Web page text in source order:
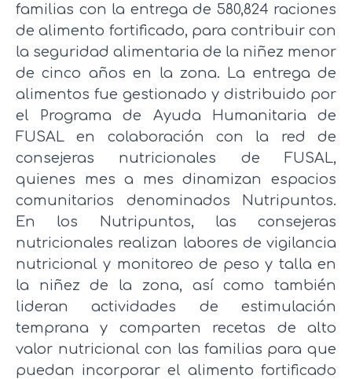
familias con la entrega de 580,824 raciones
de alimento fortificado, para contribuir con
la seguridad alimentaria de la niñez menor
de cinco años en la zona. La entrega de
alimentos fue gestionado y distribuido por
el Programa de Ayuda Humanitaria de
FUSAL en colaboración con la red de
consejeras nutricionales de FUSAL,
quienes mes a mes dinamizan espacios
comunitarios denominados Nutripuntos.
En los Nutripuntos, las consejeras
nutricionales realizan labores de vigilancia
nutricional y monitoreo de peso y talla en
la niñez de la zona, así como también
lideran actividades de estimulación
temprana y comparten recetas de alto
valor nutricional con las familias para que
puedan incorporar el alimento fortificado